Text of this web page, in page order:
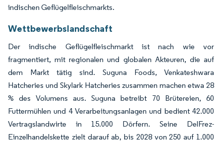
indischen Geflügelfleischmarkts.
Wettbewerbslandschaft
Der indische Geflügelfleischmarkt ist nach wie vor
fragmentiert, mit regionalen und globalen Akteuren, die auf
dem Markt tätig sind. Suguna Foods, Venkateshwara
Hatcheries und Skylark Hatcheries zusammen machen etwa 28
% des Volumens aus. Suguna betreibt 70 Brütereien, 60
Futtermühlen und 4 Verarbeitungsanlagen und bedient 42.000
Vertragslandwirte in 15.000 Dörfern. Seine DelFrez-
Einzelhandelskette zielt darauf ab, bis 2028 von 250 auf 1.000